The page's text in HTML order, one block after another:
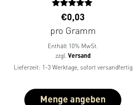
Bewertet
mit
5.00
von 5
€0,03
pro Gramm
Enthält 10% MwSt.
zzgl. Versand
Lieferzeit: 1-3 Werktage, sofort versandfertig
Menge angeben